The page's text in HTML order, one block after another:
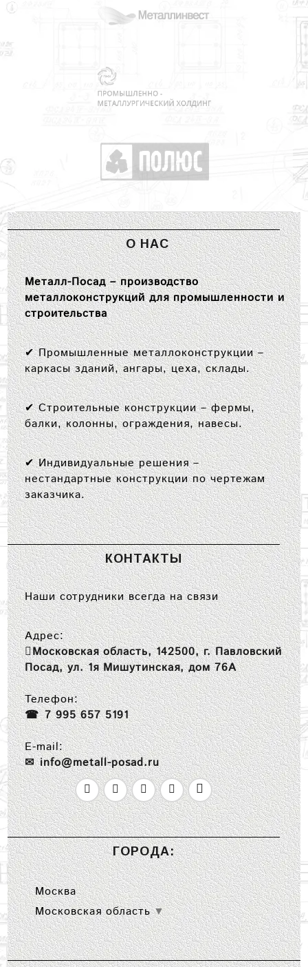
О НАС
Металл-Посад – производство
металлоконструкций для промышленности и
строительства
✔Промышленные металлоконструкции–
каркасы зданий, ангары, цеха, склады.
✔Строительные конструкции– фермы,
балки, колонны, ограждения, навесы.
✔Индивидуальные решения–
нестандартные конструкции по чертежам
заказчика.
КОНТАКТЫ
Наши сотрудники всегда на связи
Адрес:
Московская область, 142500, г. Павловский
Посад, ул. 1я Мишутинская, дом 76А
Телефон:
7 995 657 5191
E-mail:
info@metall-posad.ru
ГОРОДА:
Москва
Московская область ▼